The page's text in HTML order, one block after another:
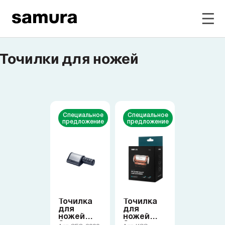
Распродажа
Точилки для ножей
Специальное
предложение
Точилка
для
ножей
Специальное
предложение
Точилка
для
ножей